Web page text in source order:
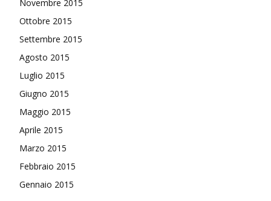
Novembre 2015
Ottobre 2015
Settembre 2015
Agosto 2015
Luglio 2015
Giugno 2015
Maggio 2015
Aprile 2015
Marzo 2015
Febbraio 2015
Gennaio 2015